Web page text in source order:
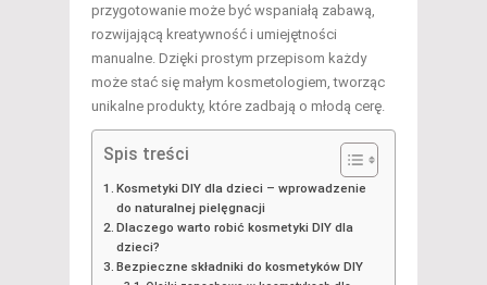
przygotowanie może być wspaniałą zabawą,
rozwijającą kreatywność i umiejętności
manualne. Dzięki prostym przepisom każdy
może stać się małym kosmetologiem, tworząc
unikalne produkty, które zadbają o młodą cerę.
Spis treści
Kosmetyki DIY dla dzieci – wprowadzenie
do naturalnej pielęgnacji
Dlaczego warto robić kosmetyki DIY dla
dzieci?
Bezpieczne składniki do kosmetyków DIY